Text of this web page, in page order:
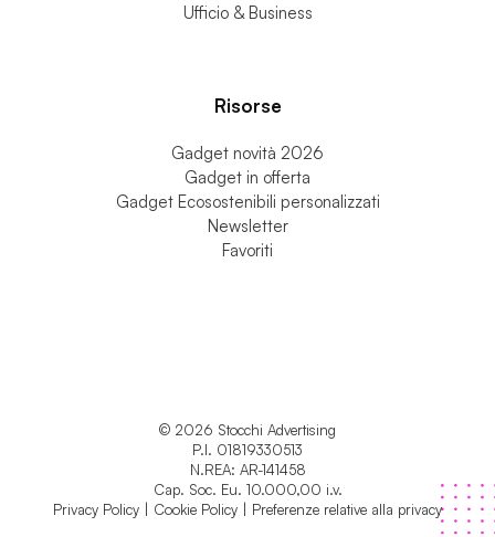
Strumenti di scrittura
Risorse
Gadget novità 2026
Gadget in offerta
Gadget Ecosostenibili personalizzati
© 2026 Stocchi Advertising
P.I. 01819330513